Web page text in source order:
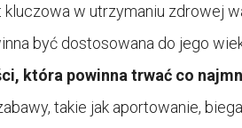
w utrzymaniu zdrowej
być dostosowana do jego
która powinna trwać co
takie jak aportowanie,